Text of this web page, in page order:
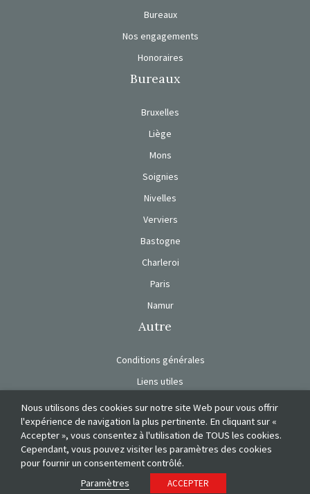
Bureaux
Nos engagements
Honoraires
Bureaux
Bruxelles
Liège
Mons
Soignies
Nivelles
Verviers
Bastogne
Charleroi
Paris
Namur
Autre
Conditions générales
Liens utiles
Charte de vie privée
Nos engagements
Nous utilisons des cookies sur notre site Web pour vous offrir
l'expérience de navigation la plus pertinente. En cliquant sur «
Accepter », vous consentez à l'utilisation de TOUS les cookies.
Cependant, vous pouvez visiter les paramètres des cookies
pour fournir un consentement contrôlé.
Paramètres
ACCEPTER